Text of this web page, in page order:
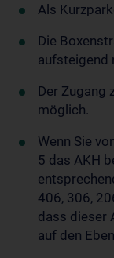
Als
Die
aufsteigend
Der Zugang
möglich.
Wenn Sie
5 das AKH
406, 306,
dass dieser
auf den